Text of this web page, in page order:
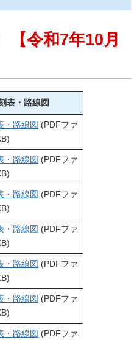
【令和7年10月
表・路線図
・路線図 (PDFファ
・路線図 (PDFファ
・路線図 (PDFファ
・路線図 (PDFファ
・路線図 (PDFファ
・路線図 (PDFファ
・路線図 (PDFファ